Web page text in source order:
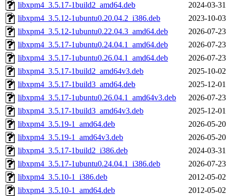
libxpm4_3.5.17-1build2_amd64.deb
2024-03-31
libxpm4_3.5.12-1ubuntu0.20.04.2_i386.deb
2023-10-03
libxpm4_3.5.12-1ubuntu0.22.04.3_amd64.deb
2026-07-23
libxpm4_3.5.17-1ubuntu0.24.04.1_amd64.deb
2026-07-23
libxpm4_3.5.17-1ubuntu0.26.04.1_amd64.deb
2026-07-23
libxpm4_3.5.17-1build2_amd64v3.deb
2025-10-02
libxpm4_3.5.17-1build3_amd64.deb
2025-12-01
libxpm4_3.5.17-1ubuntu0.26.04.1_amd64v3.deb
2026-07-23
libxpm4_3.5.17-1build3_amd64v3.deb
2025-12-01
libxpm4_3.5.19-1_amd64.deb
2026-05-20
libxpm4_3.5.19-1_amd64v3.deb
2026-05-20
libxpm4_3.5.17-1build2_i386.deb
2024-03-31
libxpm4_3.5.17-1ubuntu0.24.04.1_i386.deb
2026-07-23
libxpm4_3.5.10-1_i386.deb
2012-05-02
libxpm4_3.5.10-1_amd64.deb
2012-05-02